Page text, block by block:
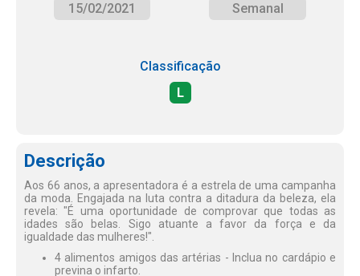
15/02/2021
Semanal
Classificação
L
Descrição
Aos 66 anos, a apresentadora é a estrela de uma campanha
da moda. Engajada na luta contra a ditadura da beleza, ela
revela: "É uma oportunidade de comprovar que todas as
idades são belas. Sigo atuante a favor da força e da
igualdade das mulheres!".
4 alimentos amigos das artérias - Inclua no cardápio e
previna o infarto.